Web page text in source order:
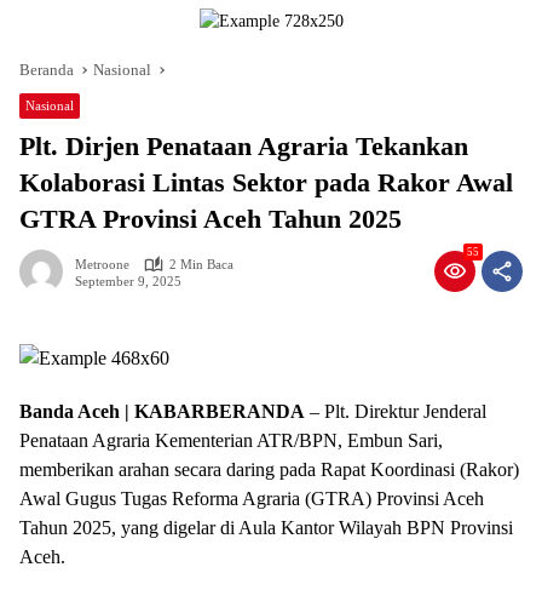
Beranda Nasional
Nasional
Plt. Dirjen Penataan Agraria Tekankan
Kolaborasi Lintas Sektor pada Rakor Awal
GTRA Provinsi Aceh Tahun 2025
Metroone
2 Min Baca
September 9, 2025
55
Banda Aceh | KABARBERANDA – Plt. Direktur Jenderal
Penataan Agraria Kementerian ATR/BPN, Embun Sari,
memberikan arahan secara daring pada Rapat Koordinasi (Rakor)
Awal Gugus Tugas Reforma Agraria (GTRA) Provinsi Aceh
Tahun 2025, yang digelar di Aula Kantor Wilayah BPN Provinsi
Aceh.